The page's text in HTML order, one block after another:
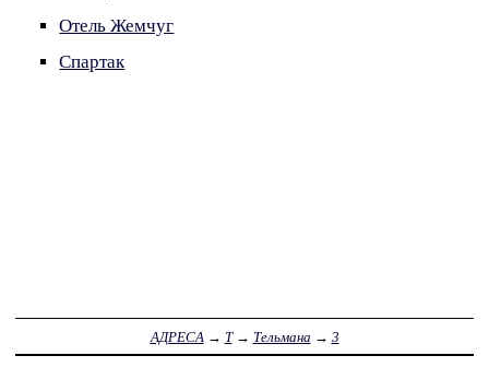
Отель Жемчуг
Спартак
АДРЕСА → Т→ Тельмана → 3